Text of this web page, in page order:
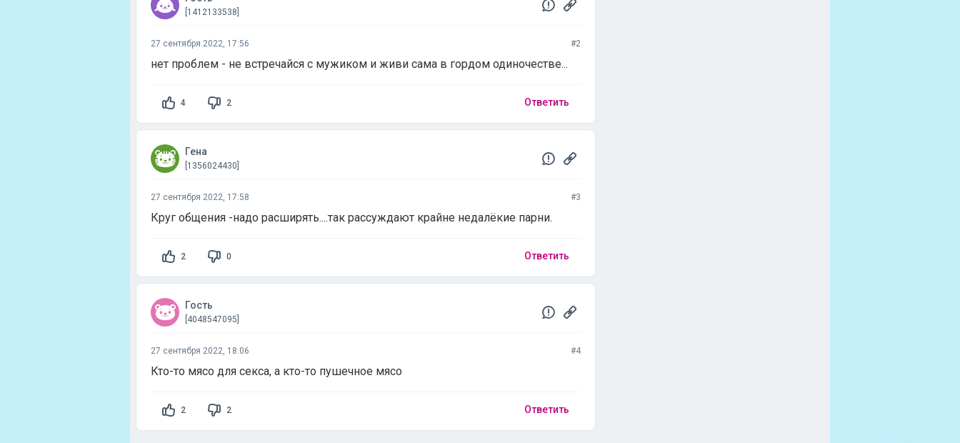
[1412133538]
27 сентября 2022, 17:56 #2
нет проблем - не встречайся с мужиком и живи сама в гордом одиночестве...
4 2 Ответить
Гена
[1356024430]
27 сентября 2022, 17:58 #3
Круг общения -надо расширять....так рассуждают крайне недалёкие парни.
2 0 Ответить
Гость
[4048547095]
27 сентября 2022, 18:06 #4
Кто-то мясо для секса, а кто-то пушечное мясо
2 2 Ответить